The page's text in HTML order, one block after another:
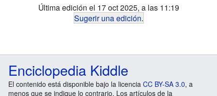
Última edición el 17 oct 2025, a las 11:19
Sugerir una edición.
Enciclopedia Kiddle
El contenido está disponible bajo la licencia CC BY-SA 3.0, a
menos que se indique lo contrario. Los artículos de la